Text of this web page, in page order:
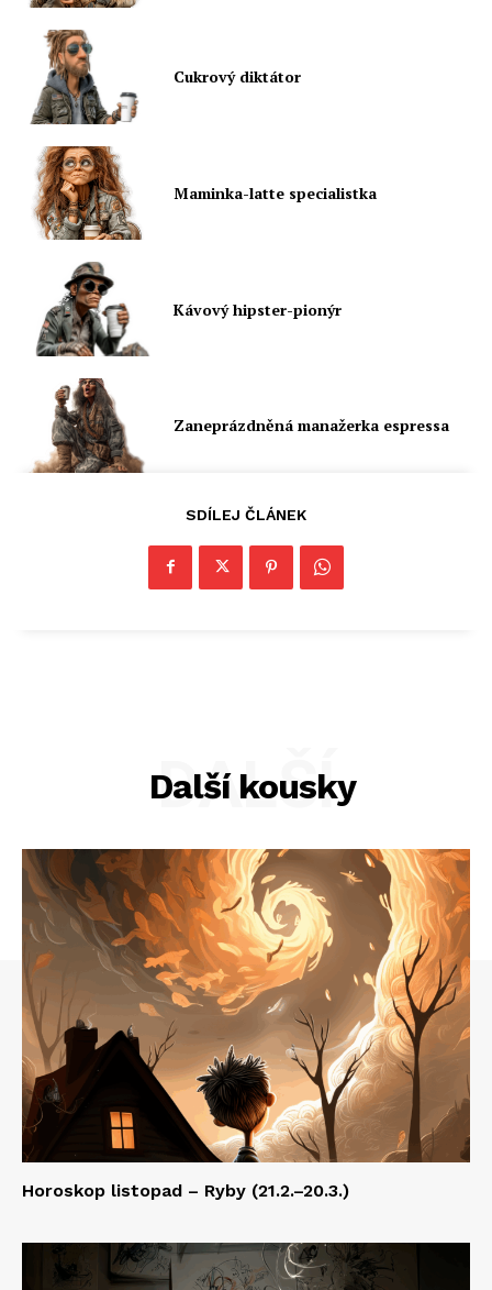
Cukrový diktátor
Maminka-latte specialistka
Kávový hipster-pionýr
Zaneprázdněná manažerka espressa
SDÍLEJ ČLÁNEK
Další kousky
DALŠÍ
Horoskop listopad – Ryby (21.2.–20.3.)